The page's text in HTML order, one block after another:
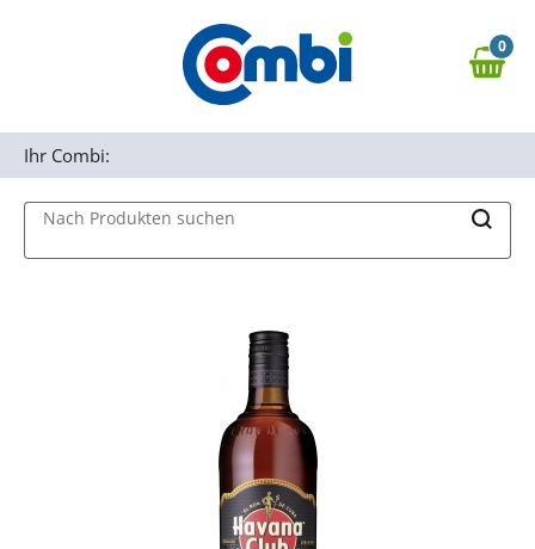
Zur Navigation springen
0,00 €
0
Nach Produkten suchen
Ihr Combi: